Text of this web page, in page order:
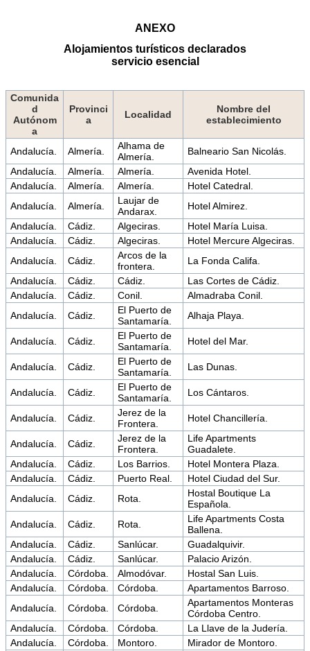
ANEXO
Alojamientos turísticos declarados
servicio esencial
Comunida
d
Autónom
a
Provinci
a
Localidad
Nombre del
establecimiento
Andalucía. Almería.
Alhama de
Almería.
Balneario San Nicolás.
Andalucía.
Almería. Almería.
Avenida Hotel.
Andalucía.
Almería. Almería.
Hotel Catedral.
Andalucía.
Almería.
Laujar de
Andarax.
Hotel Almirez.
Andalucía.
Cádiz. Algeciras.
Hotel María Luisa.
Andalucía.
Cádiz. Algeciras.
Hotel Mercure Algeciras.
Andalucía.
Cádiz.
Arcos de la
frontera.
La Fonda Califa.
Andalucía.
Cádiz. Cádiz.
Las Cortes de Cádiz.
Andalucía.
Cádiz. Conil.
Almadraba Conil.
Andalucía.
Cádiz.
El Puerto de
Santamaría.
Alhaja Playa.
Andalucía. Cádiz.
El Puerto de
Santamaría.
Hotel del Mar.
Andalucía. Cádiz.
El Puerto de
Santamaría.
Las Dunas.
Andalucía. Cádiz.
El Puerto de
Santamaría.
Los Cántaros.
Andalucía. Cádiz.
Jerez de la
Frontera.
Hotel Chancillería.
Andalucía. Cádiz.
Jerez de la
Frontera.
Life Apartments
Guadalete.
Andalucía.
Cádiz. Los Barrios.
Hotel Montera Plaza.
Andalucía.
Cádiz. Puerto Real.
Hotel Ciudad del Sur.
Andalucía.
Cádiz. Rota.
Hostal Boutique La
Española.
Andalucía.
Cádiz. Rota.
Life Apartments Costa
Ballena.
Andalucía.
Cádiz. Sanlúcar.
Guadalquivir.
Andalucía.
Cádiz. Sanlúcar.
Palacio Arizón.
Andalucía.
Córdoba. Almodóvar.
Hostal San Luis.
Andalucía.
Córdoba. Córdoba.
Apartamentos Barroso.
Andalucía.
Córdoba. Córdoba.
Apartamentos Monteras
Córdoba Centro.
Andalucía.
Córdoba. Córdoba.
La Llave de la Judería.
Andalucía.
Córdoba. Montoro.
Mirador de Montoro.